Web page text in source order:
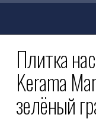
Плитка
Kerama
зелёный